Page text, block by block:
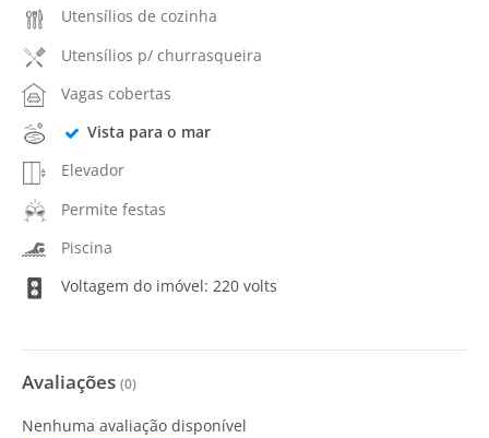
Utensílios de cozinha
Utensílios p/ churrasqueira
Vagas cobertas
Vista para o mar
Elevador
Permite festas
Piscina
Voltagem do imóvel: 220 volts
Avaliações (0)
Nenhuma avaliação disponível